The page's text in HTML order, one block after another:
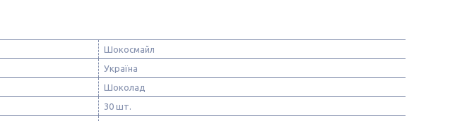
Шокосмайл
Україна
Шоколад
30 шт.